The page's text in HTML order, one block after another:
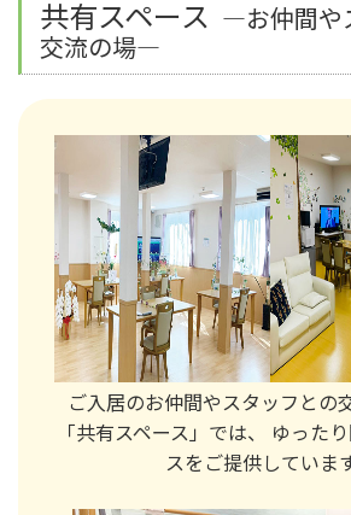
共有スペース ―お仲間や
交流の場―
ご入居のお仲間やスタッフとの
「共有スペース」では、
ゆった
スをご提供しています